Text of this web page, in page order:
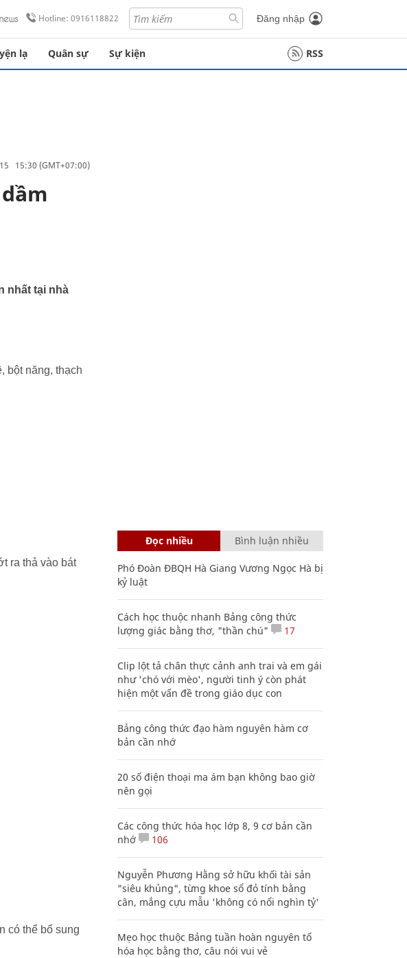
Hotline: 0916118822 Đăng nhập
lạ Quân sự Sự kiện RSS
15:30 (GMT+07:00)
nhất tại nhà
bột năng, thạch
ra thả vào bát
có thể bổ sung
Đọc nhiều Bình luận nhiều
Phó Đoàn ĐBQH Hà Giang Vương Ngọc Hà bị
kỷ luật
Cách học thuộc nhanh Bảng công thức
lượng giác bằng thơ, "thần chú"
17
Clip lột tả chân thực cảnh anh trai và em gái
như 'chó với mèo', người tinh ý còn phát
hiện một vấn đề trong giáo dục con
Bảng công thức đạo hàm nguyên hàm cơ
bản cần nhớ
20 số điện thoại ma ám bạn không bao giờ
nên gọi
Các công thức hóa học lớp 8, 9 cơ bản cần
nhớ
106
Nguyễn Phương Hằng sở hữu khối tài sản
"siêu khủng", từng khoe sổ đỏ tính bằng
cân, mắng cựu mẫu 'không có nổi nghìn tỷ'
Mẹo học thuộc Bảng tuần hoàn nguyên tố
hóa học bằng thơ, câu nói vui vẻ